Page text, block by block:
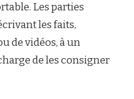
Les parties
les faits,
de vidéos, à un
de les consigner